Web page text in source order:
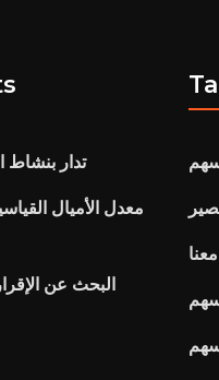
تدار بنشاط
معدل الأميال
البحث عن